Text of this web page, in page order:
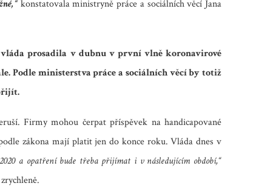
konstatovala ministryně práce a sociálních věcí Jana
vláda prosadila v dubnu v první vlně koronavirové
Podle ministerstva práce a sociálních věcí by totiž
Firmy mohou čerpat příspěvek na handicapované
zákona mají platit jen do konce roku. Vláda dnes v
a opatření bude třeba přijímat i v následujícím období,“